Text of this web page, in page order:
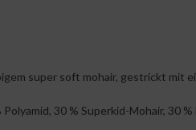
super soft mohair, gestrickt mit
30 % Superkid-Mohair, 30 %